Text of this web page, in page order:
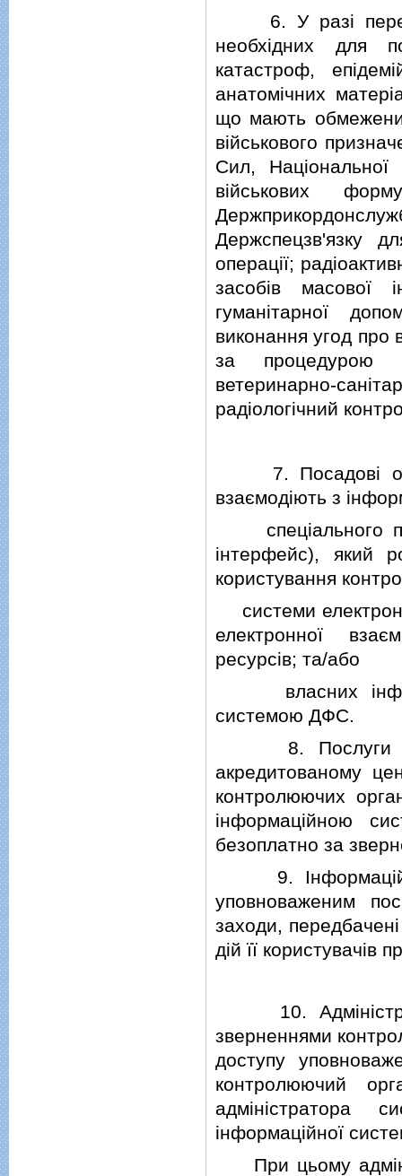
6. У разi
необхiдних для
катастроф,
анатомiчних
що мають
вiйськового
Сил, Нацiональної
вiйськових
Держспецзв'язку
операцiї;
засобiв масової
гуманiтарної
виконання угод
за процедурою
ветеринарно-
радiологiчний
7. Посадовi
взаємодiють з
спецiального
iнтерфейс), який
користування
системи
електронної
ресурсiв; та/або
власних
системою ДФС.
8. Послуги
акредитованому
контролюючих
iнформацiйною
безоплатно за
9. Iнформацiйна
уповноваженим
заходи,
дiй її користувачiв
10.
зверненнями
доступу
контролюючий
адмiнiстратора
iнформацiйної
При цьому